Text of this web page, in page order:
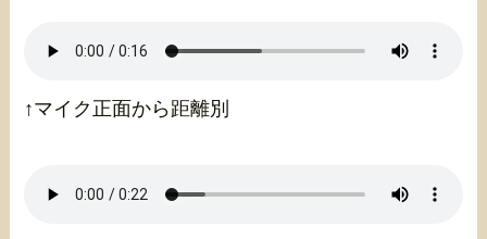
↑マイク正面から距離別